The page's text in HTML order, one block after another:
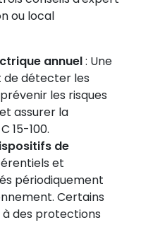
ou local
annuel: Une
détecter les
les risques
assurer la
15-100.
de
et
périodiquement
Certains
des protections